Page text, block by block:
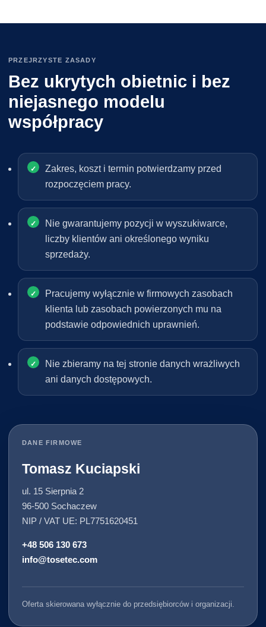
PRZEJRZYSTE ZASADY
Bez ukrytych obietnic i bez
niejasnego modelu
współpracy
Zakres, koszt i termin potwierdzamy przed
rozpoczęciem pracy.
Nie gwarantujemy pozycji w wyszukiwarce,
liczby klientów ani określonego wyniku
sprzedaży.
Pracujemy wyłącznie w firmowych zasobach
klienta lub zasobach powierzonych mu na
podstawie odpowiednich uprawnień.
Nie zbieramy na tej stronie danych wrażliwych
ani danych dostępowych.
DANE FIRMOWE
Tomasz Kuciapski
ul. 15 Sierpnia 2
96-500 Sochaczew
NIP / VAT UE: PL7751620451
+48 506 130 673
info@tosetec.com
Oferta skierowana wyłącznie do przedsiębiorców i organizacji.